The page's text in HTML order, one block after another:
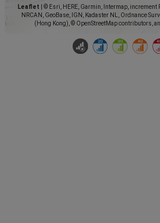
Leaflet
© Esri, HERE, Garmin, Intermap, increment
NRCAN, GeoBase, IGN, Kadaster NL, Ordnance
(Hong Kong), © OpenStreetMap contributors,